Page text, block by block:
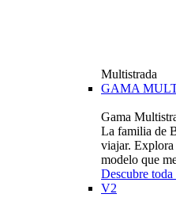
Multistrada
GAMA
Gama
La familia de
viajar.
modelo que
Descubre toda
V2